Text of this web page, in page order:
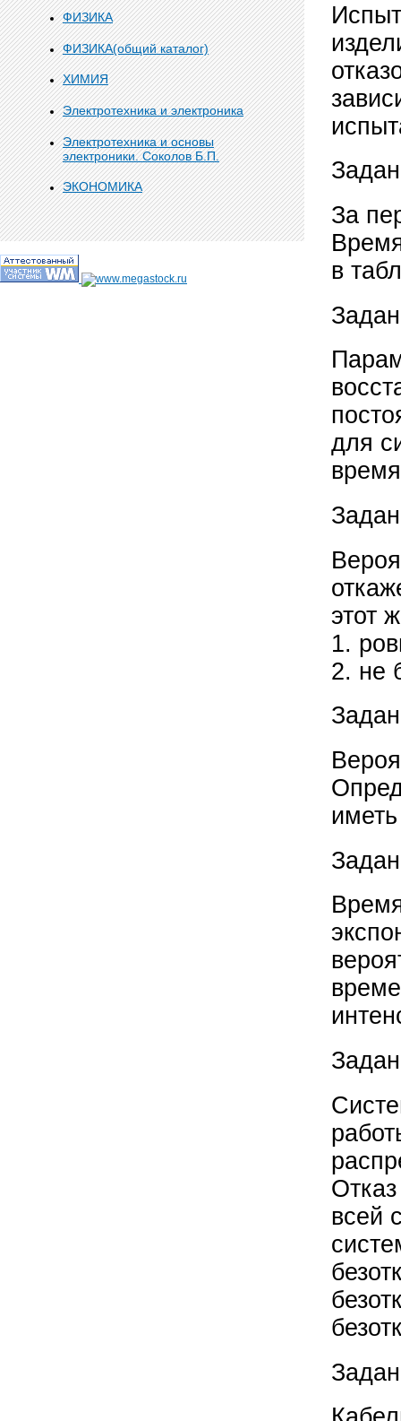
ФИЗИКА
ФИЗИКА(общий каталог)
ХИМИЯ
Электротехника и электроника
Электротехника и основы
электроники. Соколов Б.П.
ЭКОНОМИКА
За
в
для
этот
1.
2. не
всей